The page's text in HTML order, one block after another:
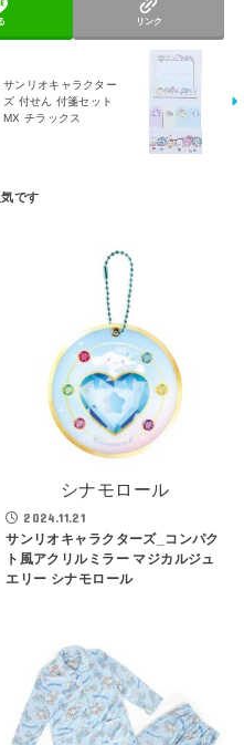
リンク
サンリオキャラクター
ズ 付せん 付箋セット
MX チラックス
シナモロール
2024.11.21
サンリオキャラクターズ_コンパク
ト風アクリルミラー マジカルジュ
エリー シナモロール